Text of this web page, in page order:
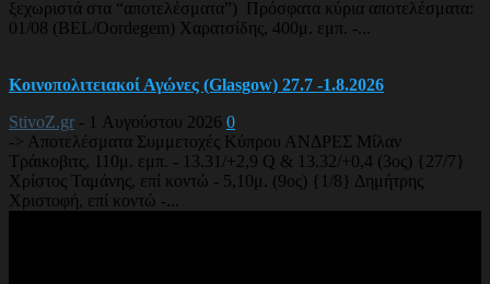
ξεχωριστά στα “αποτελέσματα”) Πρόσφατα κύρια αποτελέσματα:
01/08 (BEL/Oordegem) Χαρατσίδης, 400μ. εμπ. -...
Κοινοπολιτειακοί Αγώνες (Glasgow) 27.7 -1.8.2026
StivoZ.gr - 1 Αυγούστου 2026 0
-> Αποτελέσματα Συμμετοχές Κύπρου ΑΝΔΡΕΣ Μίλαν
Τράικοβιτς, 110μ. εμπ. - 13.31/+2,9 Q & 13.32/+0,4 (3ος) {27/7}
Χρίστος Ταμάνης, επί κοντώ - 5,10μ. (9ος) {1/8} Δημήτρης
Χριστοφή, επί κοντώ -...